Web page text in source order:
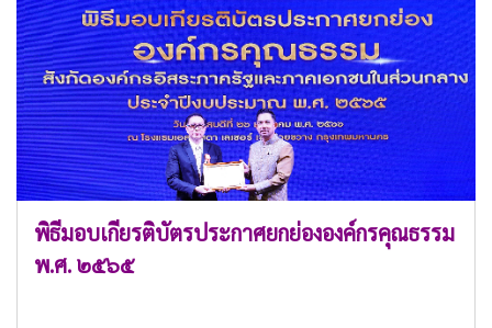
พิธีมอบเกียรติบัตรประกาศยกย่ององค์กรคุณธรรม
พ.ศ. ๒๕๖๕